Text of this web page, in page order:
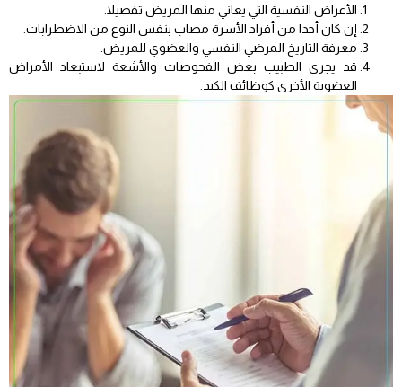
الأعراض النفسية التي يعاني منها المريض تفصيلا.
إن كان أحدا من أفراد الأسرة مصاب بنفس النوع من الاضطرابات.
معرفة التاريخ المرضي النفسي والعضوي للمريض.
قد يجري الطبيب بعض الفحوصات والأشعة لاستبعاد الأمراض
العضوية الأخرى كوظائف الكبد.